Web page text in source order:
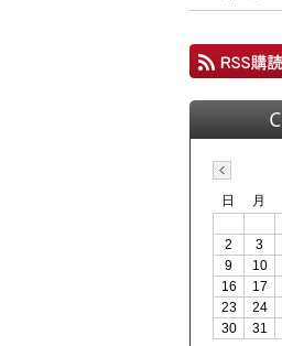
日 月
2
3
9
10
16
17
23
24
30
31